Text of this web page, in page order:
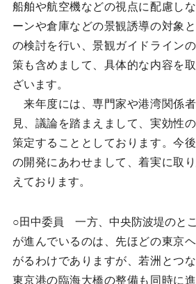
船舶や航空機などの視点に配慮し
ーンや倉庫などの景観誘導の対象
の検討を行い、景観ガイドライン
策も含めまして、具体的な内容を
ざいます。
来年度には、専門家や港湾関係
見、議論を踏まえまして、実効性
策定することとしております。今
の開発にあわせまして、着実に取
えております。
○田中委員 一方、中央防波堤のと
が進んでいるのは、先ほどの東京
がるわけでありますが、若洲とつ
東京港の臨海大橋の整備も同時に